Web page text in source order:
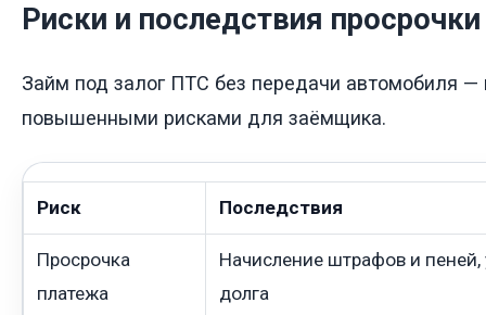
Риски и последствия просрочки
Займ под залог ПТС без передачи автомобиля —
повышенными рисками для заёмщика.
Риск Последствия
Просрочка
платежа
Начисление штрафов и
долга